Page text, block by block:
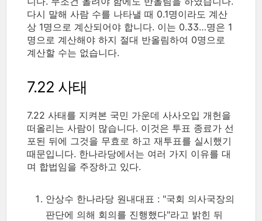
다시 말해 사람 수를 나타낼 때 0.1명이라도 계산
상 1명으로 계산되어야 합니다. 이는 0.33…명은 1
명으로 계산해야 하지 절대 반올림하여 0명으로
계산할 수는 없습니다.
7.22 사태
7.22 사태를 지켜본 국민 가운데 사사오입 개헌을
떠올리는 사람이 많습니다. 이것은 투표 종료가 선
포된 뒤에 그것을 무효로 하고 재투표를 실시했기
때문입니다. 한나라당에서는 여러 가지 이유를 대
며 합법임을 주장하고 있다.
안상수 한나라당 원내대표 : "국회 의사국장의
판단에 의해 회의를 진행했다"라고 밝힌 뒤